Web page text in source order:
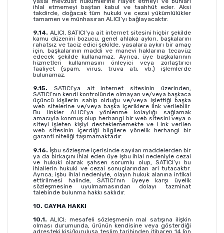
ihlal etmemeyi baştan kabul ve taahhüt eder. Aksi
takdirde, doğacak tüm hukuki ve cezai yükümlülükler
tamamen ve münhasıran ALICI’yı bağlayacaktır.
9.14. ALICI, SATICI’ya ait internet sitesini hiçbir şekilde
kamu düzenini bozucu, genel ahlaka aykırı, başkalarını
rahatsız ve taciz edici şekilde, yasalara aykırı bir amaç
için, başkalarının maddi ve manevi haklarına tecavüz
edecek şekilde kullanamaz. Ayrıca, üye başkalarının
hizmetleri kullanmasını önleyici veya zorlaştırıcı
faaliyet (spam, virus, truva atı, vb.) işlemlerde
bulunamaz.
9.15. SATICI’ya ait internet sitesinin üzerinden,
SATICI’nın kendi kontrolünde olmayan ve/veya başkaca
üçüncü kişilerin sahip olduğu ve/veya işlettiği başka
web sitelerine ve/veya başka içeriklere link verilebilir.
Bu linkler ALICI’ya yönlenme kolaylığı sağlamak
amacıyla konmuş olup herhangi bir web sitesini veya o
siteyi işleten kişiyi desteklememekte ve Link verilen
web sitesinin içerdiği bilgilere yönelik herhangi bir
garanti niteliği taşımamaktadır.
9.16. İşbu sözleşme içerisinde sayılan maddelerden bir
ya da birkaçını ihlal eden üye işbu ihlal nedeniyle cezai
ve hukuki olarak şahsen sorumlu olup, SATICI’yı bu
ihlallerin hukuki ve cezai sonuçlarından ari tutacaktır.
Ayrıca; işbu ihlal nedeniyle, olayın hukuk alanına intikal
ettirilmesi halinde, SATICI’nın üyeye karşı üyelik
sözleşmesine uyulmamasından dolayı tazminat
talebinde bulunma hakkı saklıdır.
10. CAYMA HAKKI
10.1. ALICI; mesafeli sözleşmenin mal satışına ilişkin
olması durumunda, ürünün kendisine veya gösterdiği